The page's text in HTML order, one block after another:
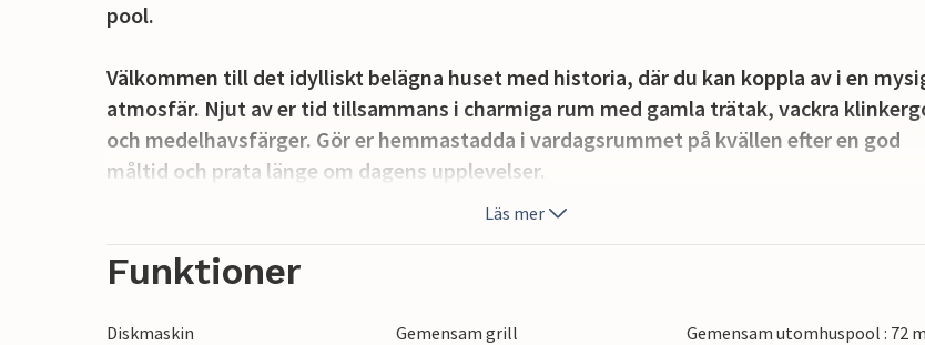
pool.
Välkommen till det idylliskt belägna huset med historia, där du kan koppla av i en
atmosfär. Njut av er tid tillsammans i charmiga rum med gamla trätak, vackra
och medelhavsfärger. Gör er hemmastadda i vardagsrummet på kvällen efter en god
måltid och prata länge om dagens upplevelser.
omgivningar, endast avbruten av förfriskningar i poolen, och koppla av med kalla
Läs mer
Funktioner
Diskmaskin Gemensam grill
Gemensam utomhuspool : 72